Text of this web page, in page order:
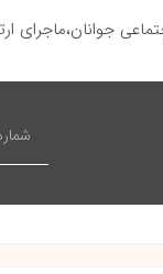
جوانان،ماجرای